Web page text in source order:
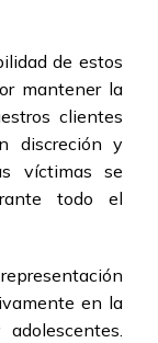
de estos
mantener la
clientes
discreción y
víctimas se
todo el
en la